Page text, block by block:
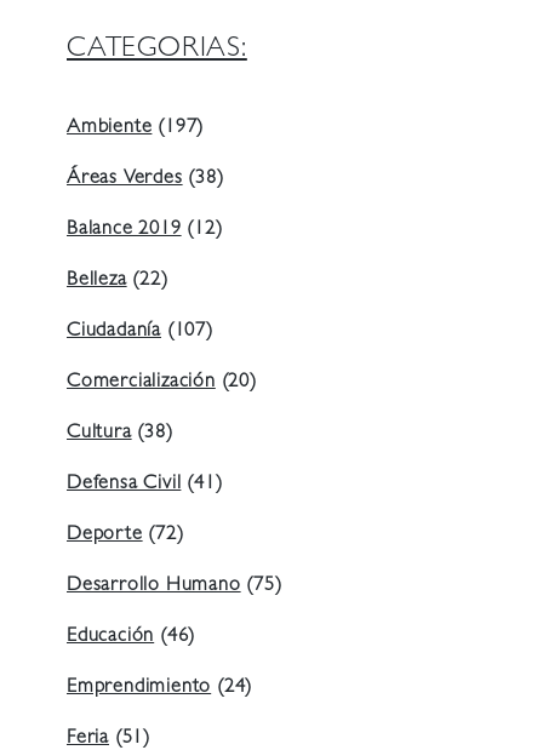
CATEGORIAS:
Ambiente (197)
Áreas Verdes (38)
Balance 2019 (12)
Belleza(22)
Ciudadanía (107)
Comercialización (20)
Cultura(38)
Defensa Civil (41)
Deporte (72)
Desarrollo Humano (75)
Educación (46)
Emprendimiento (24)
Feria (51)